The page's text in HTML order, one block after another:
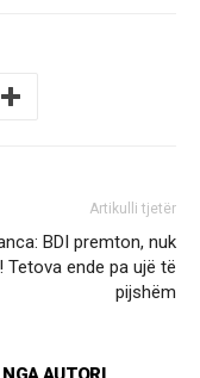
Artikulli tjetër
BDI premton, nuk
Tetova ende pa ujë të
pijshëm